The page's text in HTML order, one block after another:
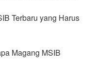
Terbaru yang Harus
Magang MSIB